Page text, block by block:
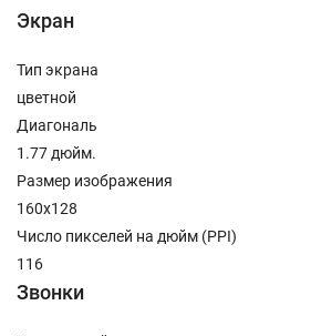
Экран
Тип экрана
цветной
Диагональ
1.77 дюйм.
Размер изображения
160x128
Число пикселей на дюйм (PPI)
116
Звонки